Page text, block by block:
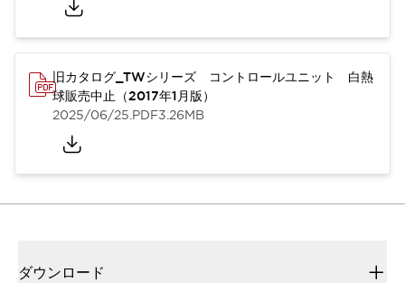
旧カタログ_TWシリーズ コントロールユニット 白熱
球販売中止（2017年1月版）
2025/06/25.PDF3.26MB
ダウンロード